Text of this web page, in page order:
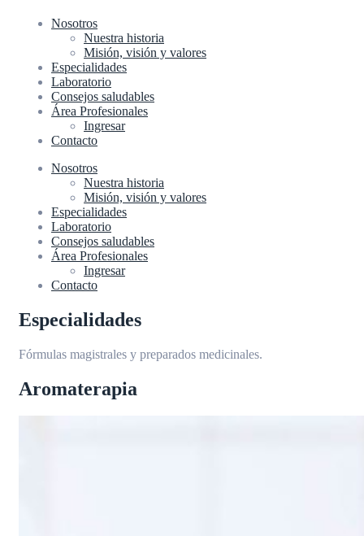
Nosotros
Nuestra historia
Misión, visión y valores
Especialidades
Laboratorio
Consejos saludables
Área Profesionales
Ingresar
Contacto
Nosotros
Nuestra historia
Misión, visión y valores
Especialidades
Laboratorio
Consejos saludables
Área Profesionales
Ingresar
Contacto
Especialidades
Fórmulas magistrales y preparados medicinales.
Aromaterapia